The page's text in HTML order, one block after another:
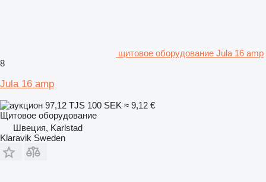
щитовое оборудование Jula 16 amp
8
Jula 16 amp
97,12 TJS 100 SEK ≈ 9,12 €
Щитовое оборудование
Швеция, Karlstad
Klaravik Sweden